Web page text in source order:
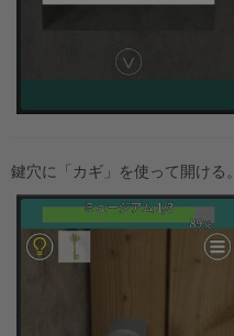
鍵穴に「カギ」を使って開ける。